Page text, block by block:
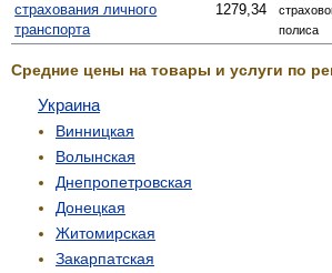
страхования личного
транспорта
1279,34
полиса
Средние цены на товары и услуги по
Украина
Винницкая
Волынская
Днепропетровская
Донецкая
Житомирская
Закарпатская